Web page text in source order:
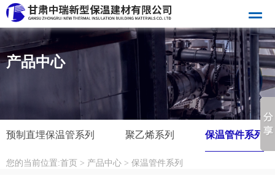
产品中心
预制直埋保温管系列 聚乙烯系列 保温管件系列
您的当前位置:首页 > 产品中心 > 保温管件系列